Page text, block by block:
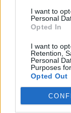
I want to
Personal
Opted In
I want to
Retention,
Personal
Purposes
Opted Out
Aktualijos
Šauktinių
neskriaus (1)